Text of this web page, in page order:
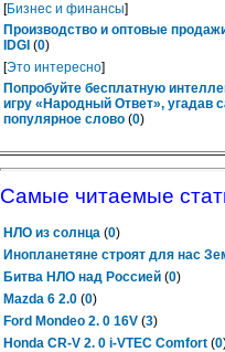
[Бизнес и финансы]
Производство и оптовые
IDGI (0)
[Это интересно]
Попробуйте бесплатную
игру «Народный Ответ», угадав
популярное слово (0)
Самые читаемые
НЛО из солнца (0)
Инопланетяне строят для нас
Битва НЛО над Россией (0)
Mazda 6 2.0 (0)
Ford Mondeo 2. 0 16V (3)
Honda CR-V 2. 0 i-VTEC Comfort (0